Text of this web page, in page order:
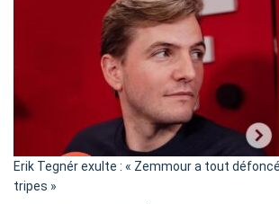
«
Erik Tegnér exulte : « Zemmour a tout
tripes »